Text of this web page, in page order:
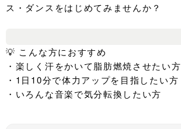
ス・ダンスをはじめてみませんか？
💡 こんな方におすすめ
・楽しく汗をかいて脂肪燃焼させたい方
・1日10分で体力アップを目指したい方
・いろんな音楽で気分転換したい方